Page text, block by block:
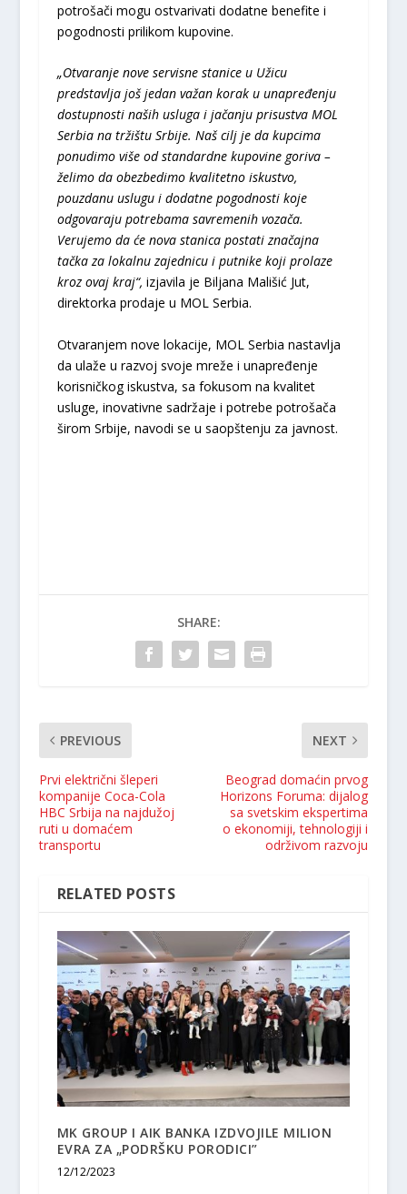
potrošači mogu ostvarivati dodatne benefite i
pogodnosti prilikom kupovine.
„Otvaranje nove servisne stanice u Užicu
predstavlja još jedan važan korak u unapređenju
dostupnosti naših usluga i jačanju prisustva MOL
Serbia na tržištu Srbije. Naš cilj je da kupcima
ponudimo više od standardne kupovine goriva –
želimo da obezbedimo kvalitetno iskustvo,
pouzdanu uslugu i dodatne pogodnosti koje
odgovaraju potrebama savremenih vozača.
Verujemo da će nova stanica postati značajna
tačka za lokalnu zajednicu i putnike koji prolaze
kroz ovaj kraj“, izjavila je Biljana Mališić Jut,
direktorka prodaje u MOL Serbia.
Otvaranjem nove lokacije, MOL Serbia nastavlja
da ulaže u razvoj svoje mreže i unapređenje
korisničkog iskustva, sa fokusom na kvalitet
usluge, inovativne sadržaje i potrebe potrošača
širom Srbije, navodi se u saopštenju za javnost.
SHARE:
PREVIOUS
Prvi električni šleperi
kompanije Coca-Cola
HBC Srbija na najdužoj
ruti u domaćem
transportu
NEXT
Beograd domaćin prvog
Horizons Foruma: dijalog
sa svetskim ekspertima
o ekonomiji, tehnologiji i
održivom razvoju
RELATED POSTS
MK GROUP I AIK BANKA IZDVOJILE MILION
EVRA ZA „PODRŠKU PORODICI”
12/12/2023